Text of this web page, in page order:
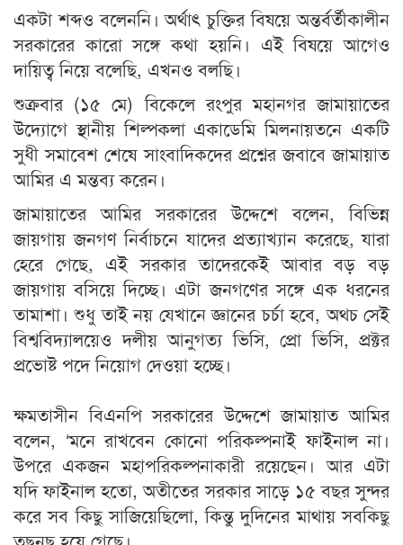
একটা শব্দও বলেননি। অর্থাৎ চুক্তির বিষয়ে অন্তর্বর্তীকালীন
সরকারের কারো সঙ্গে কথা হয়নি। এই বিষয়ে আগেও
দায়িত্ব নিয়ে বলেছি, এখনও বলছি।
শুক্রবার (১৫ মে) বিকেলে রংপুর মহানগর জামায়াতের
উদ্যোগে স্থানীয় শিল্পকলা একাডেমি মিলনায়তনে একটি
সুধী সমাবেশ শেষে সাংবাদিকদের প্রশ্নের জবাবে জামায়াত
আমির এ মন্তব্য করেন।
জামায়াতের আমির সরকারের উদ্দেশে বলেন, বিভিন্ন
জায়গায় জনগণ নির্বাচনে যাদের প্রত্যাখ্যান করেছে, যারা
হেরে গেছে, এই সরকার তাদেরকেই আবার বড় বড়
জায়গায় বসিয়ে দিচ্ছে। এটা জনগণের সঙ্গে এক ধরনের
তামাশা। শুধু তাই নয় যেখানে জ্ঞানের চর্চা হবে, অথচ সেই
বিশ্ববিদ্যালয়েও দলীয় আনুগত্য ভিসি, প্রো ভিসি, প্রক্টর
প্রভোষ্ট পদে নিয়োগ দেওয়া হচ্ছে।
ক্ষমতাসীন বিএনপি সরকারের উদ্দেশে জামায়াত আমির
বলেন, ‘মনে রাখবেন কোনো পরিকল্পনাই ফাইনাল না।
উপরে একজন মহাপরিকল্পনাকারী রয়েছেন। আর এটা
যদি ফাইনাল হতো, অতীতের সরকার সাড়ে ১৫ বছর সুন্দর
করে সব কিছু সাজিয়েছিলো, কিন্তু দুদিনের মাথায় সবকিছু